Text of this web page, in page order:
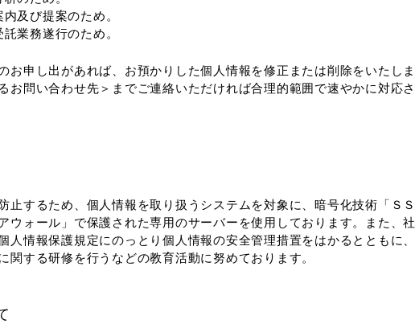
及び提案のため。
業務遂行のため。
お申し出があれば、お預かりした個人情報を修正または削除をいたしま
お問い合わせ先＞までご連絡いただければ合理的範囲で速やかに対応さ
止するため、個人情報を取り扱うシステムを対象に、暗号化技術「ＳＳ
ウォール」で保護された専用のサーバーを使用しております。また、社
人情報保護規定にのっとり個人情報の安全管理措置をはかるとともに、
する研修を行うなどの教育活動に努めております。